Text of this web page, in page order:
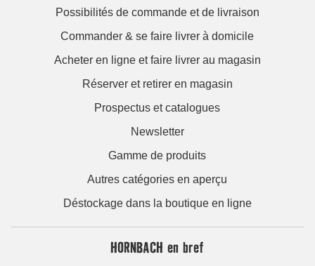
Prospectus et catalogues
Newsletter
Gamme de produits
Autres catégories en aperçu
Déstockage dans la boutique en ligne
HORNBACH en bref
Blog CRÉATEUR
Développement durable
Mon magasin
Recrutement